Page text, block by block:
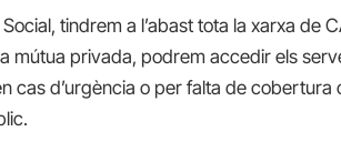
tindrem a l’abast tota la xarxa de
mútua privada, podrem accedir els
cas d’urgència o per falta de cobertura